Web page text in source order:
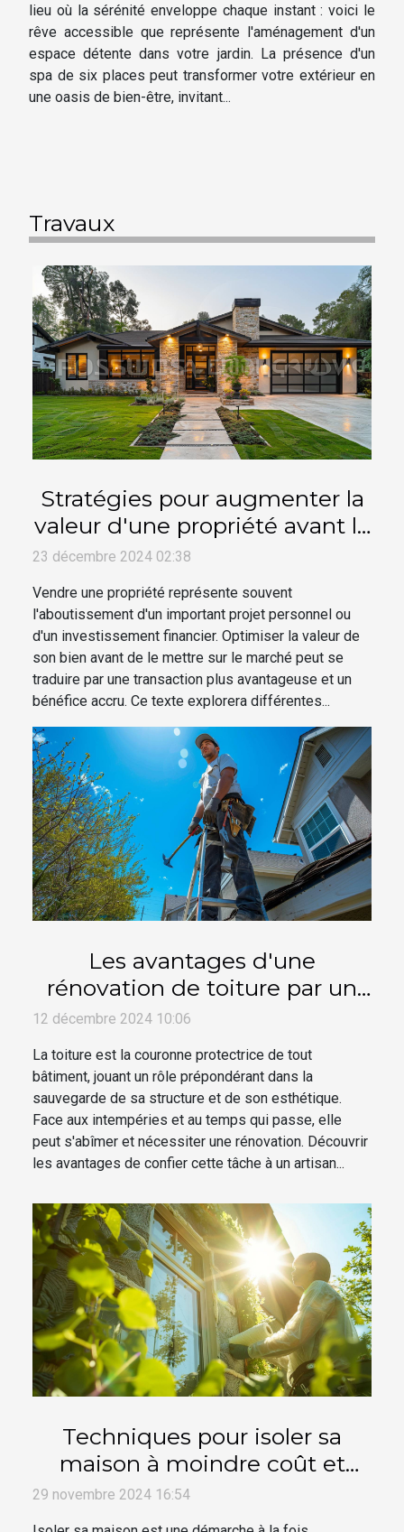
lieu où la sérénité enveloppe chaque instant : voici le
rêve accessible que représente l'aménagement d'un
espace détente dans votre jardin. La présence d'un
spa de six places peut transformer votre extérieur en
une oasis de bien-être, invitant...
Travaux
Stratégies pour augmenter la
valeur d'une propriété avant la
vente
23 décembre 2024 02:38
Vendre une propriété représente souvent
l'aboutissement d'un important projet personnel ou
d'un investissement financier. Optimiser la valeur de
son bien avant de le mettre sur le marché peut se
traduire par une transaction plus avantageuse et un
bénéfice accru. Ce texte explorera différentes...
Les avantages d'une
rénovation de toiture par un
artisan spécialiste
12 décembre 2024 10:06
La toiture est la couronne protectrice de tout
bâtiment, jouant un rôle prépondérant dans la
sauvegarde de sa structure et de son esthétique.
Face aux intempéries et au temps qui passe, elle
peut s'abîmer et nécessiter une rénovation. Découvrir
les avantages de confier cette tâche à un artisan...
Techniques pour isoler sa
maison à moindre coût et
efficacement
29 novembre 2024 16:54